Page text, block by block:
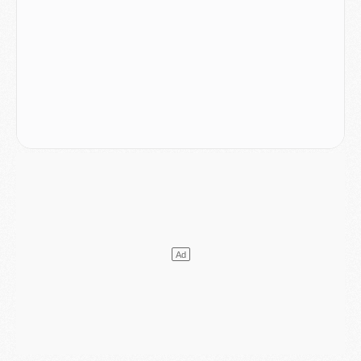
- Vu d'Italie, le transfert de Suzuki au PSG est bien engagé